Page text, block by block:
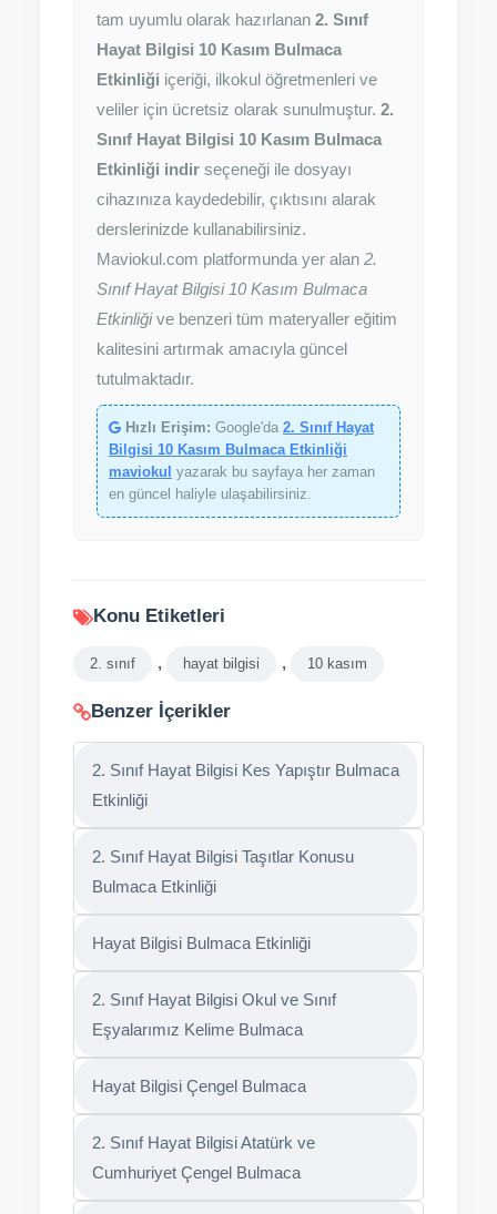
tam uyumlu olarak hazırlanan 2. Sınıf
Hayat Bilgisi 10 Kasım Bulmaca
Etkinliği içeriği, ilkokul öğretmenleri ve
veliler için ücretsiz olarak sunulmuştur. 2.
Sınıf Hayat Bilgisi 10 Kasım Bulmaca
Etkinliği indir seçeneği ile dosyayı
cihazınıza kaydedebilir, çıktısını alarak
derslerinizde kullanabilirsiniz.
Maviokul.com platformunda yer alan 2.
Sınıf Hayat Bilgisi 10 Kasım Bulmaca
Etkinliğive benzeri tüm materyaller eğitim
kalitesini artırmak amacıyla güncel
tutulmaktadır.
Hızlı Erişim: Google'da 2. Sınıf Hayat
Bilgisi 10 Kasım Bulmaca Etkinliği
maviokul yazarak bu sayfaya her zaman
en güncel haliyle ulaşabilirsiniz.
Konu Etiketleri
2. sınıf , hayat bilgisi , 10 kasım
Benzer İçerikler
2. Sınıf Hayat Bilgisi Kes Yapıştır Bulmaca
Etkinliği
2. Sınıf Hayat Bilgisi Taşıtlar Konusu
Bulmaca Etkinliği
Hayat Bilgisi Bulmaca Etkinliği
2. Sınıf Hayat Bilgisi Okul ve Sınıf
Eşyalarımız Kelime Bulmaca
Hayat Bilgisi Çengel Bulmaca
2. Sınıf Hayat Bilgisi Atatürk ve
Cumhuriyet Çengel Bulmaca